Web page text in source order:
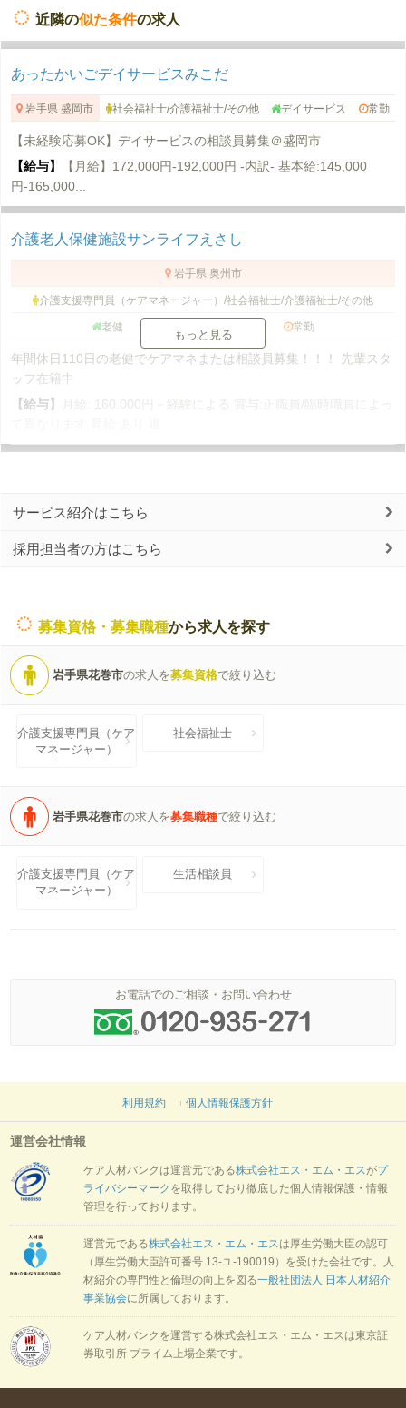
近隣の似た条件の求人
あったかいごデイサービスみこだ
岩手県 盛岡市 社会福祉士/介護福祉士/その他 デイサービス 常勤
【未経験応募OK】デイサービスの相談員募集＠盛岡市
【給与】
【月給】172,000円-192,000円 -内訳- 基本給:145,000
円-165,000...
介護老人保健施設サンライフえさし
岩手県 奥州市
介護支援専門員（ケアマネージャー）/社会福祉士/介護福祉士/その他
老健 常勤
年間休日110日の老健でケアマネまたは相談員募集！！！ 先輩スタ
ッフ在籍中
【給与】
月給: 160.000円－経験による 賞与:正職員/臨時職員によっ
もっと見る
サービス紹介はこちら
採用担当者の方はこちら
募集資格・募集職種から求人を探す
岩手県花巻市の求人を募集資格で絞り込む
介護支援専門員（ケア
マネージャー）
社会福祉士
岩手県花巻市の求人を募集職種で絞り込む
介護支援専門員（ケア
マネージャー）
生活相談員
お電話でのご相談・お問い合わせ
利用規約 個人情報保護方針
運営会社情報
ケア人材バンクは運営元である株式会社エス・エム・エスがプ
ライバシーマーク を取得しており徹底した個人情報保護・情報
管理を行っております。
運営元である株式会社エス・エム・エス は厚生労働大臣の認可
（厚生労働大臣許可番号 13-ユ-190019）を受けた会社です。人
材紹介の専門性と倫理の向上を図る一般社団法人 日本人材紹介
事業協会に所属しております。
ケア人材バンクを運営する株式会社エス・エム・エスは東京証
券取引所 プライム上場企業です。